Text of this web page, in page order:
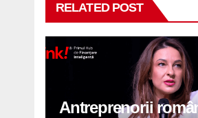
RELATED POST
Antreprenorii